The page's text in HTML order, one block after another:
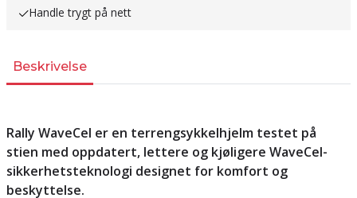
Handle trygt på nett
Beskrivelse
Rally WaveCel er en terrengsykkelhjelm testet på
stien med oppdatert, lettere og kjøligere WaveCel-
sikkerhetsteknologi designet for komfort og
beskyttelse.